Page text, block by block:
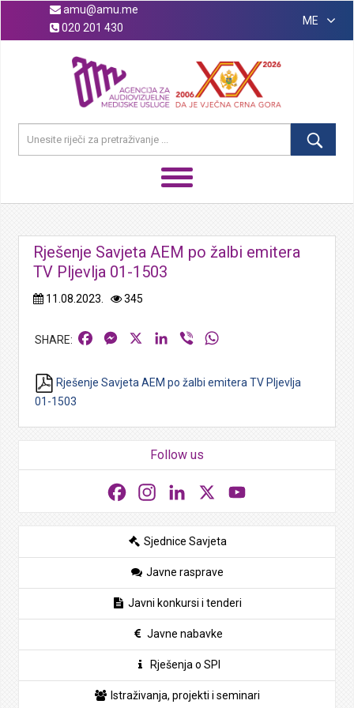
amu@amu.me
020 201 430
ME
Rješenje Savjeta AEM po žalbi emitera
TV Pljevlja 01-1503
11.08.2023. 345
FacebookMessengerLinkedIn
Viber
Rješenje Savjeta AEM po žalbi emitera TV Pljevlja
01-1503
Follow us
FacebookInstagramLinkedIn
Sjednice Savjeta
Javne rasprave
Javni konkursi i tenderi
Javne nabavke
Rješenja o SPI
Istraživanja, projekti i seminari